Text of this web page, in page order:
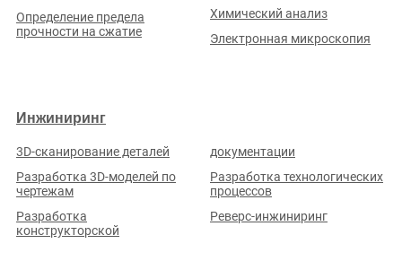
Определение предела
прочности на сжатие
Химический анализ
Электронная микроскопия
Инжиниринг
3D-сканирование деталей
Разработка 3D-моделей по
чертежам
Разработка
конструкторской
документации
Разработка технологических
процессов
Реверс-инжиниринг
ООО «РЕМОНТНО-ПРОИЗВОДСТВЕННЫЙ ЦЕХ»
Стаж (лет):3 Сотрудников:
Станков:9
Подробнее о предприятии